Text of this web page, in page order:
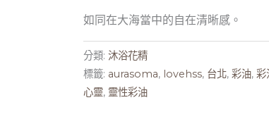
如同在大海當中的自在清晰感。
分類:沐浴花精
標籤: aurasoma, lovehss, 台北,彩油,彩
心靈, 靈性彩油